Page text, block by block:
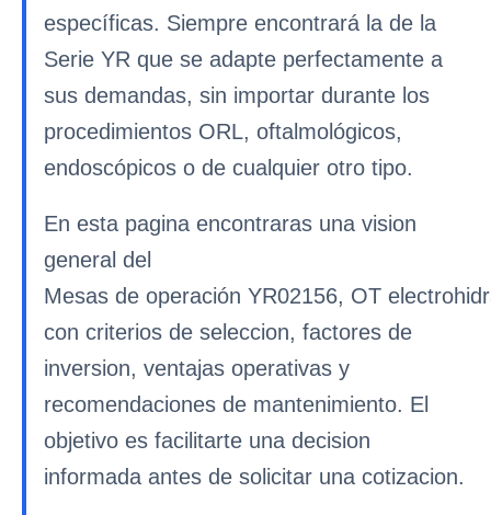
específicas. Siempre encontrará la de la
Serie YR que se adapte perfectamente a
sus demandas, sin importar durante los
procedimientos ORL, oftalmológicos,
endoscópicos o de cualquier otro tipo.
En esta pagina encontraras una vision
general del
Mesas de operación YR02156, OT
con criterios de seleccion, factores de
inversion, ventajas operativas y
recomendaciones de mantenimiento. El
objetivo es facilitarte una decision
informada antes de solicitar una cotizacion.